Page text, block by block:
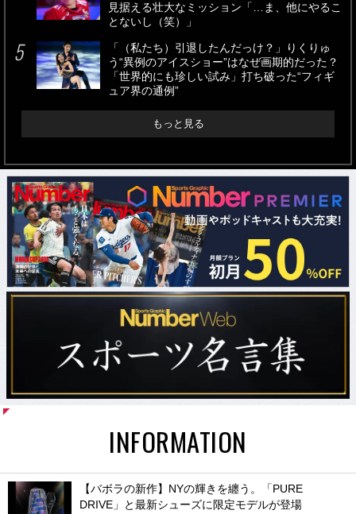
見据える壮大なミッション「…ま、他にやるこ
とないし（笑）」
「（私たち）引退したんだっけ？」りくりゅ
う“異例のアイスショー”はなぜ画期的だった？
「世界的にも珍しい試み」打ち破った“フィギ
ュア界の通例”
もっと見る
INFORMATION
【バボラの新作】NYの輝きを纏う。「PURE
DRIVE」と最新シューズに限定モデルが登場